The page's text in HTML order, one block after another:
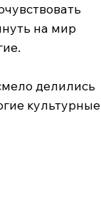
на мир
делились
культурные